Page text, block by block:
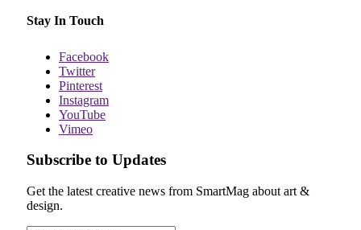
Stay In Touch
Facebook
Twitter
Pinterest
Instagram
YouTube
Vimeo
Subscribe to Updates
Get the latest creative news from SmartMag about art &
design.